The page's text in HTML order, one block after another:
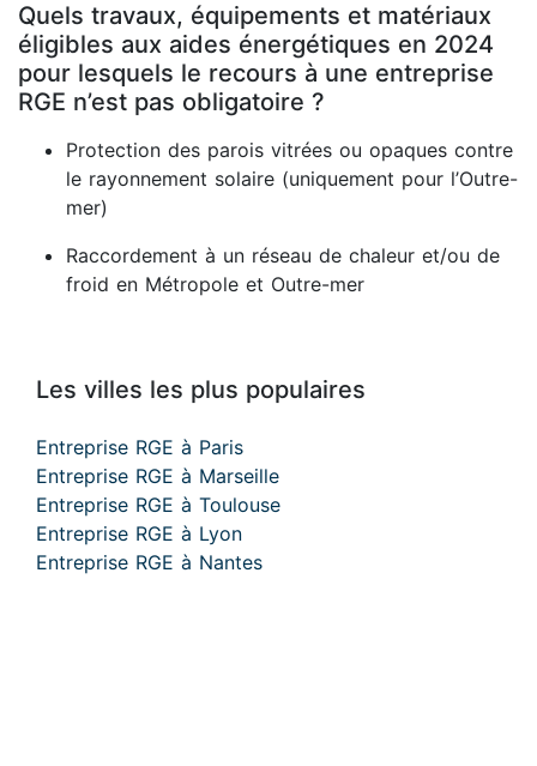
Quels travaux, équipements et matériaux
éligibles aux aides énergétiques en 2024
pour lesquels le recours à une entreprise
RGE n’est pas obligatoire ?
Protection des parois vitrées ou opaques contre
le rayonnement solaire (uniquement pour l’Outre-
mer)
Raccordement à un réseau de chaleur et/ou de
froid en Métropole et Outre-mer
Les villes les plus populaires
Entreprise RGE à Paris
Entreprise RGE à Marseille
Entreprise RGE à Toulouse
Entreprise RGE à Lyon
Entreprise RGE à Nantes